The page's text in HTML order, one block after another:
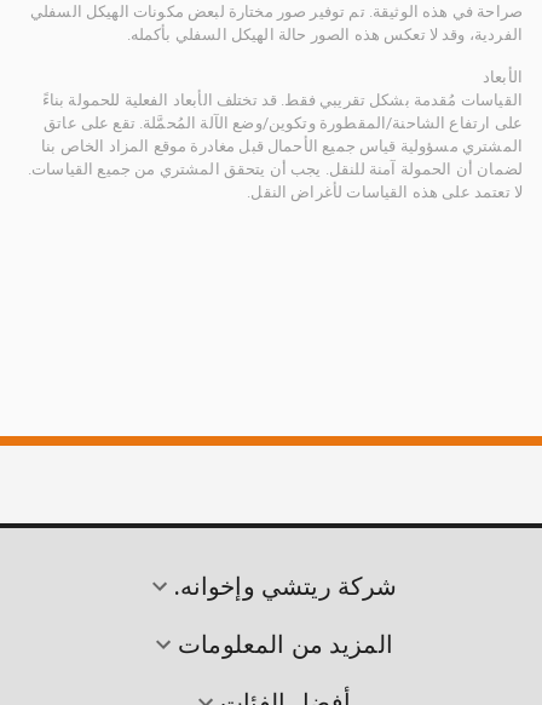
صراحة في هذه الوثيقة. تم توفير صور مختارة لبعض مكونات الهيكل السفلي
الفردية، وقد لا تعكس هذه الصور حالة الهيكل السفلي بأكمله.
الأبعاد
القياسات مُقدمة بشكل تقريبي فقط. قد تختلف الأبعاد الفعلية للحمولة بناءً
على ارتفاع الشاحنة/المقطورة وتكوين/وضع الآلة المُحمَّلة. تقع على عاتق
المشتري مسؤولية قياس جميع الأحمال قبل مغادرة موقع المزاد الخاص بنا
لضمان أن الحمولة آمنة للنقل. يجب أن يتحقق المشتري من جميع القياسات.
لا تعتمد على هذه القياسات لأغراض النقل.
شركة ريتشي وإخوانه.
المزيد من المعلومات